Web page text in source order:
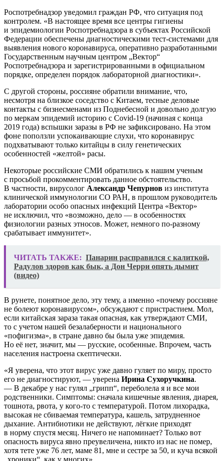
Роспотребнадзор уведомил граждан РФ, что ситуация под
контролем. «В настоящее время все центры гигиены
и эпидемиологии Роспотребнадзора в субъектах Российской
Федерации обеспечены диагностическими тест-системами для
выявления нового коронавируса, оперативно разработанными
Государственным научным центром „Вектор“
Роспотребнадзора и зарегистрированными в официальном
порядке, определен порядок лабораторной диагностики».
С другой стороны, россияне обратили внимание, что,
несмотря на близкое соседство с Китаем, тесные деловые
контакты с бизнесменами из Поднебесной и довольно долгую
по меркам эпидемий историю с Covid-19 (начиная с конца
2019 года) вспышки заразы в РФ не зафиксировано. На этом
фоне поползли успокаивающие слухи, что коронавирус
подхватывают только китайцы в силу генетических
особенностей «желтой» расы.
Некоторые российские СМИ обратились к нашим ученым
с просьбой прокомментировать данное обстоятельство.
В частности, вирусолог Александр Чепурнов из института
клинической иммунологии СО РАН, в прошлом руководитель
лаборатории особо опасных инфекций Центра «Вектор»
не исключил, что «возможно, дело — в особенностях
физиологии разных этносов. Может, немного по-разному
срабатывает иммунитет».
ЧИТАТЬ ТАКЖЕ: Панарин расправился с калиткой,
Радулов здоров как бык, а Дон Черри опять дымит
(видео)
В рунете, понятное дело, эту тему, а именно «почему россияне
не болеют коронавирусом», обсуждают с пристрастием. Мол,
если китайская зараза такая опасная, как утверждают СМИ,
то с учетом нашей безалаберности и национального
«пофигизма», в стране давно бы была уже эпидемия.
Но её нет, значит, мы — русские, особенные. Впрочем, часть
населения настроена скептически.
«Я уверена, что этот вирус уже давно гуляет по миру, просто
его не диагностируют, — уверена Ирина Сухоручкина.
— В декабре у нас гулял „грипп“, переболела я и все мои
родственники. Симптомы: сначала кишечные явления, диарея,
тошнота, рвота, у кого-то с температурой. Потом лихорадка,
высокая не сбиваемая температура, кашель, затрудненное
дыхание. Антибиотики не действуют, лёгкие приходят
в норму спустя месяц. Ничего не напоминает? Только вот
опасность вируса явно преувеличена, никто из нас не помер,
хотя тете уже 76 лет, маме 81, мне и сестре за 50, и куча всякой
„хроники“, как у многих».